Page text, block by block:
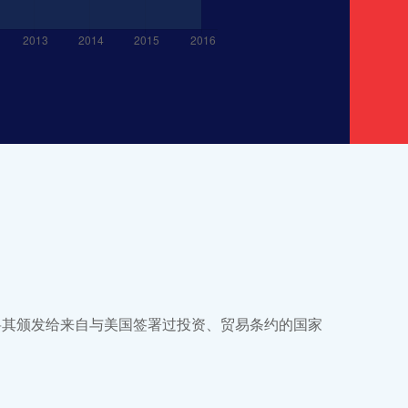
颁发给来自与美国签署过投资、贸易条约的国家